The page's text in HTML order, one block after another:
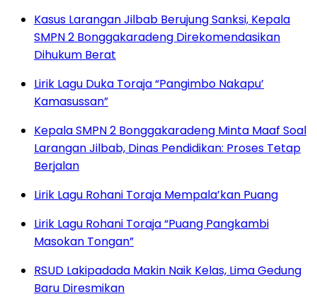
Kasus Larangan Jilbab Berujung Sanksi, Kepala
SMPN 2 Bonggakaradeng Direkomendasikan
Dihukum Berat
Lirik Lagu Duka Toraja “Pangimbo Nakapu’
Kamasussan”
Kepala SMPN 2 Bonggakaradeng Minta Maaf Soal
Larangan Jilbab, Dinas Pendidikan: Proses Tetap
Berjalan
Lirik Lagu Rohani Toraja Mempala’kan Puang
Lirik Lagu Rohani Toraja “Puang Pangkambi
Masokan Tongan”
RSUD Lakipadada Makin Naik Kelas, Lima Gedung
Baru Diresmikan